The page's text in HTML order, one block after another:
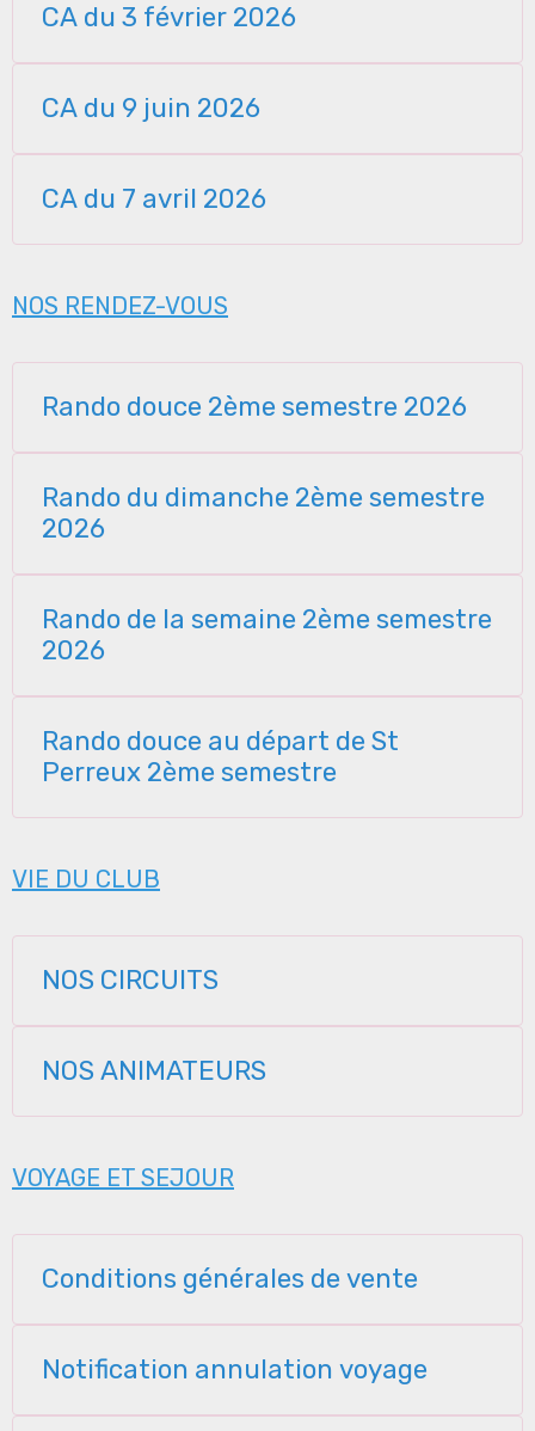
CA du 3 février 2026
CA du 9 juin 2026
CA du 7 avril 2026
NOS RENDEZ-VOUS
Rando douce 2ème semestre 2026
Rando du dimanche 2ème semestre
2026
Rando de la semaine 2ème semestre
2026
Rando douce au départ de St
Perreux 2ème semestre
VIE DU CLUB
NOS CIRCUITS
NOS ANIMATEURS
VOYAGE ET SEJOUR
Conditions générales de vente
Notification annulation voyage